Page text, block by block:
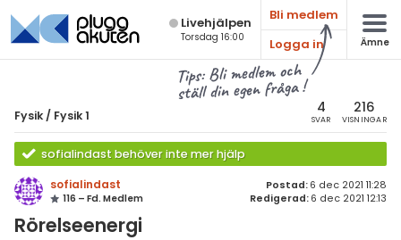
Live­hjälpen
Torsdag 16:00
Bli medlem
Logga in
Ämne
Tips: Bli medlem och
ställ din egen fråga !
Fysik / Fysik 1 4
SVAR
216
VISNINGAR
sofialindast behöver inte mer hjälp
sofialindast
116 – Fd. Medlem
Postad: 6 dec 2021 11:28
Redigerad: 6 dec 2021 12:13
Rörelseenergi
Alla ämnen
Fysik
Alla trådar
Grundskola
& Bygg